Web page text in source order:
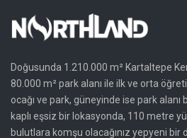
Doğusunda 1.210.000 m² Kartaltepe
80.000 m² park alanı ile ilk ve orta
ocağı ve park, güneyinde ise park
kaplı eşsiz bir lokasyonda, 110 metre
bulutlara komşu olacağınız yepyeni bir